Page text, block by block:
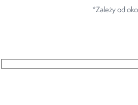
*Zależy od